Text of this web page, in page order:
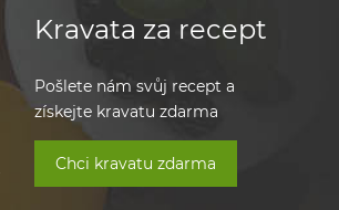
Kravata za recept
Pošlete nám svůj recept a
získejte kravatu zdarma
Chci kravatu zdarma